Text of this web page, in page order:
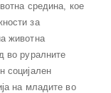
средина, кое
за
животна
во руралните
социјален
на младите во